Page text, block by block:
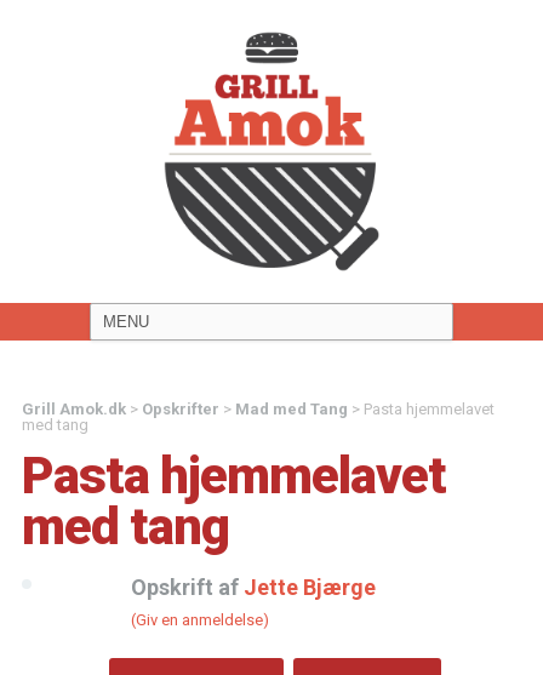
Grill Amok.dk> Opskrifter > Mad med Tang > Pasta hjemmelavet
med tang
Pasta hjemmelavet
med tang
Opskrift af Jette Bjærge
(Giv en anmeldelse)